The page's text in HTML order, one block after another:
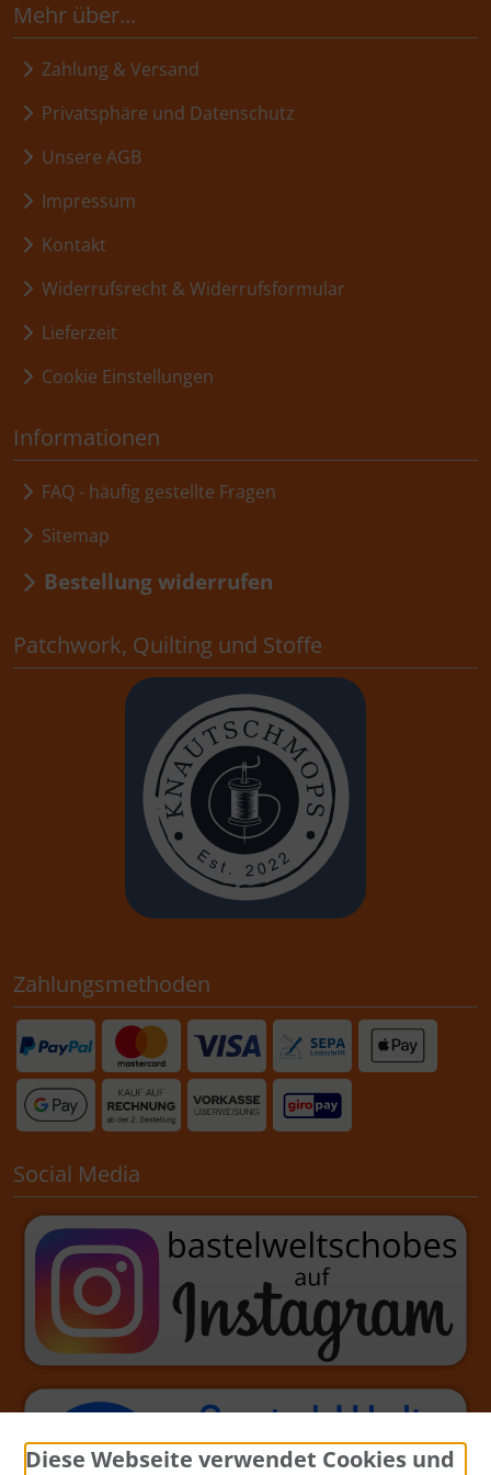
Mehr über...
Zahlung & Versand
Privatsphäre und Datenschutz
Unsere AGB
Impressum
Kontakt
Widerrufsrecht & Widerrufsformular
Lieferzeit
Cookie Einstellungen
Informationen
FAQ - häufig gestellte Fragen
Sitemap
Bestellung widerrufen
Patchwork, Quilting und Stoffe
Zahlungsmethoden
Social Media
Diese Webseite verwendet Cookies und